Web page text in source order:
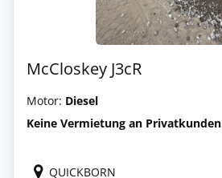
McCloskey J3cR
Motor: Diesel
Keine Vermietung an Privatkunden
QUICKBORN